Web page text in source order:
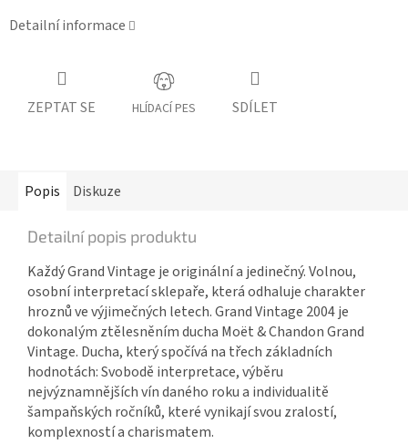
Detailní informace
ZEPTAT SE HLÍDACÍ PES SDÍLET
Popis Diskuze
Detailní popis produktu
Každý Grand Vintage je originální a jedinečný. Volnou,
osobní interpretací sklepaře, která odhaluje charakter
hroznů ve výjimečných letech. Grand Vintage 2004 je
dokonalým ztělesněním ducha Moët & Chandon Grand
Vintage. Ducha, který spočívá na třech základních
hodnotách: Svobodě interpretace, výběru
nejvýznamnějších vín daného roku a individualitě
šampaňských ročníků, které vynikají svou zralostí,
komplexností a charismatem.